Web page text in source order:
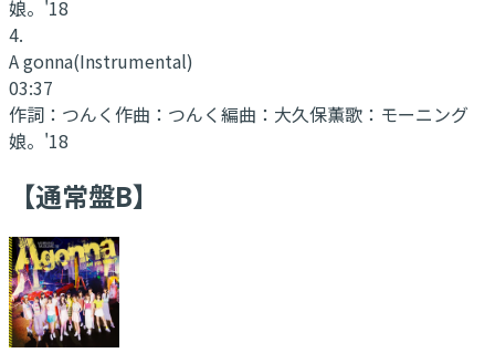
娘。'18
4.
A gonna(Instrumental)
03:37
作詞： つんく作曲： つんく編曲： 大久保薫歌： モーニング
娘。'18
【通常盤B】